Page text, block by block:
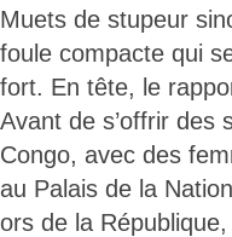
Muets de stupeur
foule compacte qui
fort. En tête, le
Avant de s’offrir des
Congo, avec des
au Palais de la
ors de la